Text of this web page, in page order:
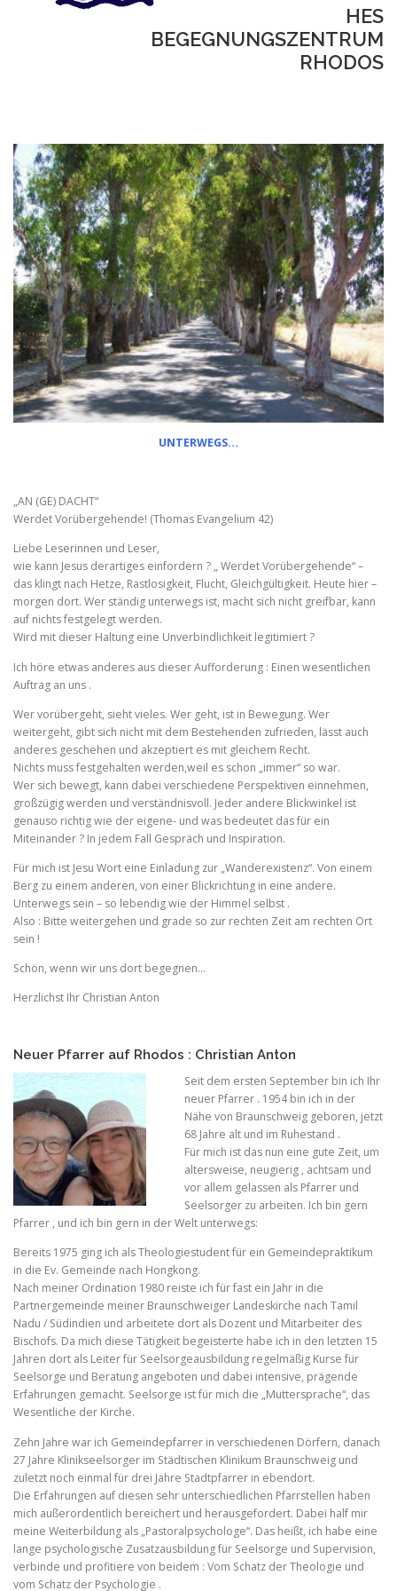
HES
BEGEGNUNGSZENTRUM
RHODOS
UNTERWEGS…
„AN (GE) DACHT“
Werdet Vorübergehende! (Thomas Evangelium 42)
Liebe Leserinnen und Leser,
wie kann Jesus derartiges einfordern ? „ Werdet Vorübergehende“ –
das klingt nach Hetze, Rastlosigkeit, Flucht, Gleichgültigkeit. Heute hier –
morgen dort. Wer ständig unterwegs ist, macht sich nicht greifbar, kann
auf nichts festgelegt werden.
Wird mit dieser Haltung eine Unverbindlichkeit legitimiert ?
Ich höre etwas anderes aus dieser Aufforderung : Einen wesentlichen
Auftrag an uns .
Wer vorübergeht, sieht vieles. Wer geht, ist in Bewegung. Wer
weitergeht, gibt sich nicht mit dem Bestehenden zufrieden, lässt auch
anderes geschehen und akzeptiert es mit gleichem Recht.
Nichts muss festgehalten werden,weil es schon „immer“ so war.
Wer sich bewegt, kann dabei verschiedene Perspektiven einnehmen,
großzügig werden und verständnisvoll. Jeder andere Blickwinkel ist
genauso richtig wie der eigene- und was bedeutet das für ein
Miteinander ? In jedem Fall Gespräch und Inspiration.
Für mich ist Jesu Wort eine Einladung zur „Wanderexistenz“. Von einem
Berg zu einem anderen, von einer Blickrichtung in eine andere.
Unterwegs sein – so lebendig wie der Himmel selbst .
Also : Bitte weitergehen und grade so zur rechten Zeit am rechten Ort
sein !
Schön, wenn wir uns dort begegnen…
Herzlichst Ihr Christian Anton
Neuer Pfarrer auf Rhodos : Christian Anton
Seit dem ersten September bin ich Ihr
neuer Pfarrer . 1954 bin ich in der
Nähe von Braunschweig geboren, jetzt
68 Jahre alt und im Ruhestand .
Für mich ist das nun eine gute Zeit, um
altersweise, neugierig , achtsam und
vor allem gelassen als Pfarrer und
Seelsorger zu arbeiten. Ich bin gern
Pfarrer , und ich bin gern in der Welt unterwegs:
Bereits 1975 ging ich als Theologiestudent für ein Gemeindepraktikum
in die Ev. Gemeinde nach Hongkong.
Nach meiner Ordination 1980 reiste ich für fast ein Jahr in die
Partnergemeinde meiner Braunschweiger Landeskirche nach Tamil
Nadu / Südindien und arbeitete dort als Dozent und Mitarbeiter des
Bischofs. Da mich diese Tätigkeit begeisterte habe ich in den letzten 15
Jahren dort als Leiter für Seelsorgeausbildung regelmäßig Kurse für
Seelsorge und Beratung angeboten und dabei intensive, prägende
Erfahrungen gemacht. Seelsorge ist für mich die „Muttersprache“, das
Wesentliche der Kirche.
Zehn Jahre war ich Gemeindepfarrer in verschiedenen Dörfern, danach
27 Jahre Klinikseelsorger im Städtischen Klinikum Braunschweig und
zuletzt noch einmal für drei Jahre Stadtpfarrer in ebendort.
Die Erfahrungen auf diesen sehr unterschiedlichen Pfarrstellen haben
mich außerordentlich bereichert und herausgefordert. Dabei half mir
meine Weiterbildung als „Pastoralpsychologe“. Das heißt, ich habe eine
lange psychologische Zusatzausbildung für Seelsorge und Supervision,
verbinde und profitiere von beidem : Vom Schatz der Theologie und
vom Schatz der Psychologie .